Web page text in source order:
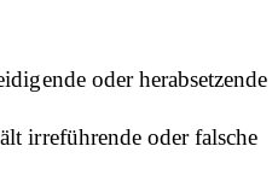
oder herabsetzende
irreführende oder falsche